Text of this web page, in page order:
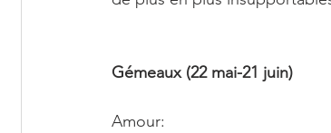
Gémeaux (22 mai-21 juin)
Amour: